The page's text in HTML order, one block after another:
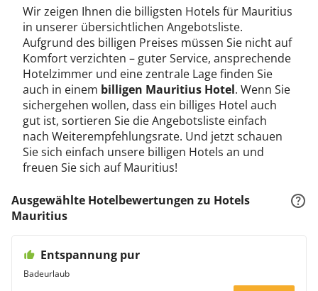
Wir zeigen Ihnen die billigsten Hotels für Mauritius
in unserer übersichtlichen Angebotsliste.
Aufgrund des billigen Preises müssen Sie nicht auf
Komfort verzichten – guter Service, ansprechende
Hotelzimmer und eine zentrale Lage finden Sie
auch in einem billigen Mauritius Hotel. Wenn Sie
sichergehen wollen, dass ein billiges Hotel auch
gut ist, sortieren Sie die Angebotsliste einfach
nach Weiterempfehlungsrate. Und jetzt schauen
Sie sich einfach unsere billigen Hotels an und
freuen Sie sich auf Mauritius!
Ausgewählte Hotelbewertungen zu Hotels
Mauritius
Entspannung pur
Badeurlaub